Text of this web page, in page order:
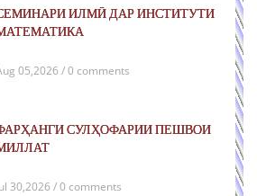
ИЛМӢ ДАР ИНСТИТУТИ
05,2026 / 0 comments
СУЛҲОФАРИИ ПЕШВОИ
30,2026 / 0 comments